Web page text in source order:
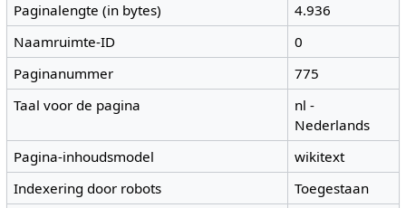
Paginalengte (in bytes)
4.936
Naamruimte-ID
0
Paginanummer
775
Taal voor de pagina
nl -
Nederlands
Pagina-inhoudsmodel
wikitext
Indexering door robots
Toegestaan